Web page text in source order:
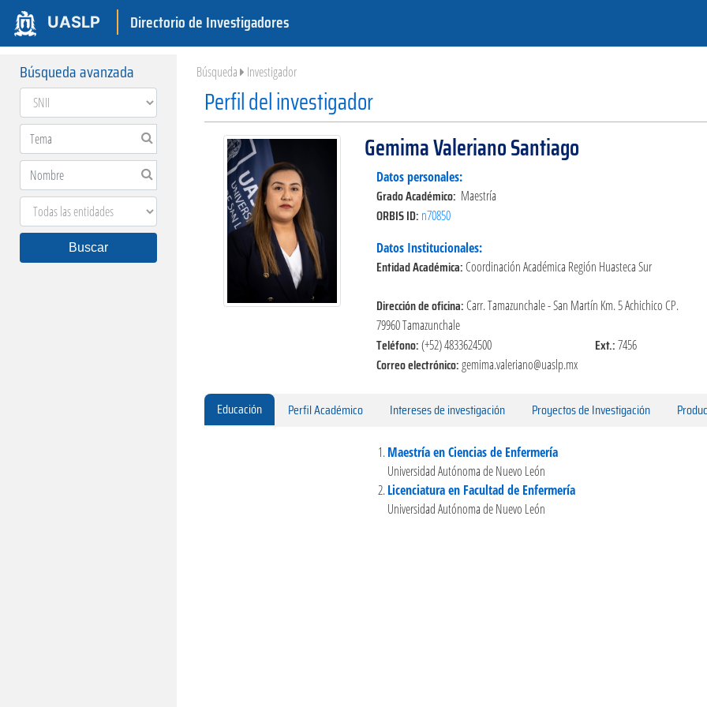
UASLP Directorio de Investigadores
Búsqueda avanzada
Buscar
Búsqueda Investigador
Perfil del investigador
Gemima Valeriano Santiago
Datos personales:
Grado Académico: Maestría
ORBIS ID: n70850
Datos Institucionales:
Entidad Académica: Coordinación Académica Región Huasteca Sur
Dirección de oficina: Carr. Tamazunchale - San Martín Km. 5 Achichico CP.
79960 Tamazunchale
Teléfono:(+52) 4833624500 Ext.:7456
Correo electrónico:gemima.valeriano@uaslp.mx
Educación Perfil Académico Intereses de investigación Proyectos de Investigación
Maestría en Ciencias de Enfermería
Universidad Autónoma de Nuevo León
Licenciatura en Facultad de Enfermería
Universidad Autónoma de Nuevo León